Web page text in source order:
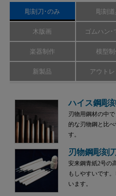
彫刻刀･のみ 彫刻
木版画 ゴムハン･
楽器制作 模型制
新製品 アウトレ
ハイス鋼彫
刃物用鋼材の中
的な刃物鋼と比
す。
刃物鋼彫刻刀
安来鋼青紙2号の
もしやすいです
います。